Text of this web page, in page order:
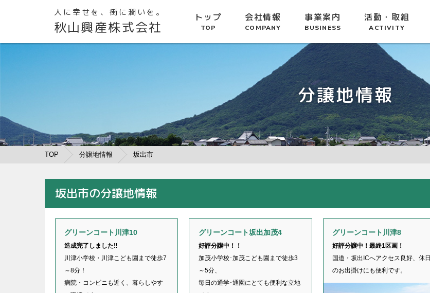
人に幸せを、街に潤いを。
秋山興産株式会社
トップ
TOP
会社情報
COMPANY
事業案内
BUSINESS
活動・取組
ACTIVITY
分譲地情報
TOP 分譲地情報 坂出市
坂出市の分譲地情報
グリーンコート川津10
造成完了しました‼
川津小学校・川津こども園まで徒歩7
～8分！
病院・コンビニも近く、暮らしやす
グリーンコート坂出加茂4
好評分譲中！！
加茂小学校･加茂こども園まで徒歩3
～5分、
毎日の通学･通園にとても便利な立地
グリーンコート川津8
好評分譲中！最終1区画！
国道・坂出ICへアクセス良好、休日
のお出掛けにも便利です。